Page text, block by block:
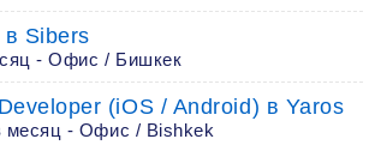
Sibers
- Офис / Бишкек
(iOS / Android) в Yaros
месяц - Офис / Bishkek